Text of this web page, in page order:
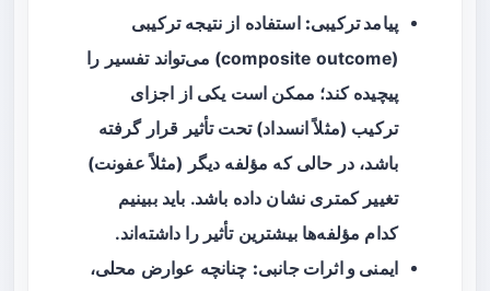
پیامد ترکیبی: استفاده از نتیجه ترکیبی
(composite outcome) می‌تواند تفسیر را
پیچیده کند؛ ممکن است یکی از اجزای
ترکیب (مثلاً انسداد) تحت تأثیر قرار گرفته
باشد، در حالی که مؤلفه دیگر (مثلاً عفونت)
تغییر کمتری نشان داده باشد. باید ببینیم
کدام مؤلفه‌ها بیشترین تأثیر را داشته‌اند.
ایمنی و اثرات جانبی: چنانچه عوارض محلی،